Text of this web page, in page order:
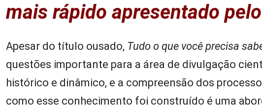
mais rápido apresentado
Apesar do título ousado, Tudo o que você precisa
questões importante para a área de divulgação
histórico e dinâmico, e a compreensão dos
como esse conhecimento foi construído é uma